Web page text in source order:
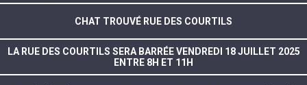
CHAT TROUVÉ RUE DES COURTILS
LA RUE DES COURTILS SERA BARRÉE VENDREDI 18 JUILLET 2025
ENTRE 8H ET 11H